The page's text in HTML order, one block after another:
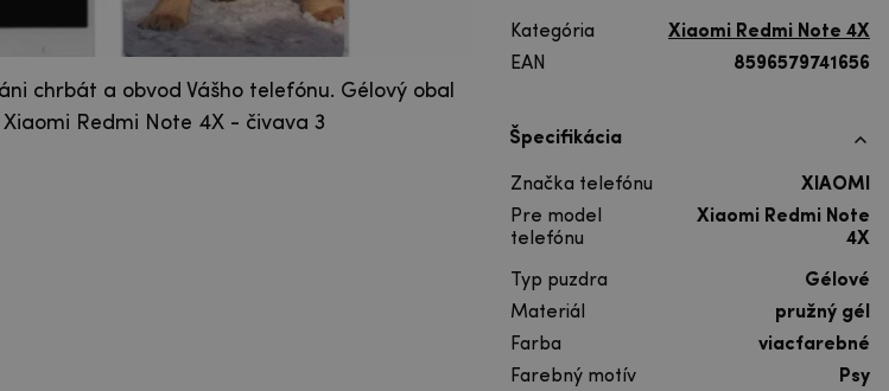
chrbát a obvod Vášho telefónu. Gélový obal
Redmi Note 4X - čivava 3
Kategória
Xiaomi Redmi Note 4X
EAN
8596579741656
Špecifikácia
Značka telefónu
XIAOMI
Pre model
telefónu
Xiaomi Redmi Note
4X
Typ puzdra
Gélové
Materiál
pružný gél
Farba
viacfarebné
Farebný motív
Psy